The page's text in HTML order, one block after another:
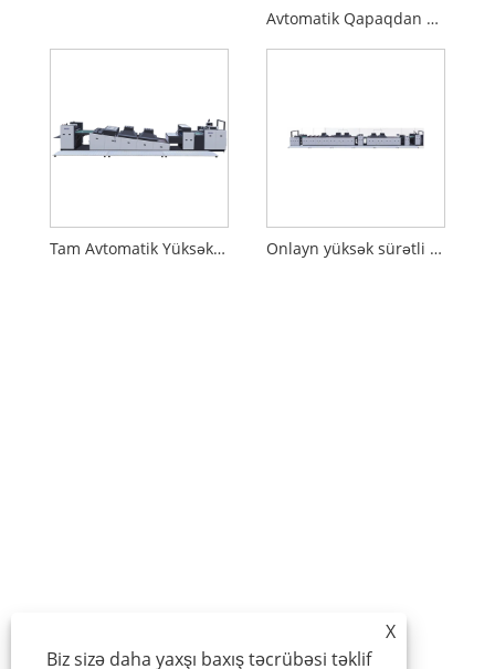
Avtomatik Qapaqdan Qabaq Qapaqlı Film Laminasiya Maşını YFMA-540
Tam Avtomatik Yüksək Sürətli Maşın Onlayn yüksək sürətli cilalama maşını
X
Biz sizə daha yaxşı baxış təcrübəsi təklif